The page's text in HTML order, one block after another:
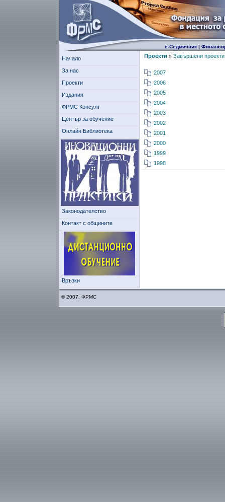
е-Седмичник|
Начало
За нас
Проекти
Издания
ФРМС Консулт
Център за обучение
Онлайн Библиотека
Законодателство
Контакт с общините
Връзки
Проекти » Завършени проекти
2007
2006
2005
2004
2003
2002
2001
2000
1999
1998
© 2007, ФРМС